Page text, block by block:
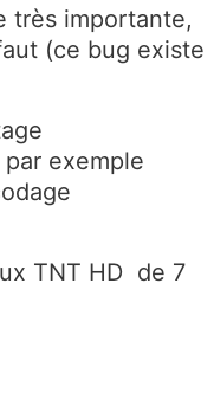
très importante,
(ce bug existe
exemple
TNT HD de 7